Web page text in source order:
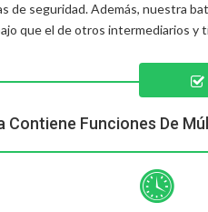
de seguridad. Además, nuestra
que el de otros intermediarios y
Contiene Funciones De